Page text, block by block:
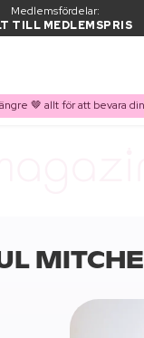
Medlemsfördelar:
TILL MEDLEMSPRIS
🤎 allt för att bevara